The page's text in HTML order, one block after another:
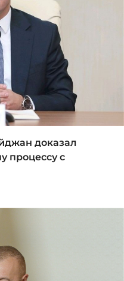
доказал
процессу с